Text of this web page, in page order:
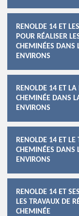
RENOLDE 14 ET
POUR RÉALISER
CHEMINÉES DANS
ENVIRONS
RENOLDE 14 ET
CHEMINÉE DANS
ENVIRONS
RENOLDE 14 ET LE
CHEMINÉES DANS
ENVIRONS
RENOLDE 14 ET
LES TRAVAUX DE
CHEMINÉE